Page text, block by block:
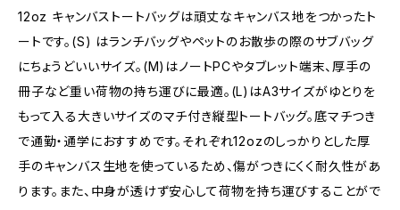
12oz キャンバストートバッグは頑丈なキャンバス地をつかったト
ートです。(S) はランチバッグやペットのお散歩の際のサブバッグ
にちょうどいいサイズ。(M)はノートPCやタブレット端末、厚手の
冊子など重い荷物の持ち運びに最適。(L)はA3サイズがゆとりを
もって入る大きいサイズのマチ付き縦型トートバッグ。底マチつき
で通勤・通学におすすめです。それぞれ12ozのしっかりとした厚
手のキャンバス生地を使っているため、傷がつきにくく耐久性があ
ります。また、中身が透けず安心して荷物を持ち運びすることがで